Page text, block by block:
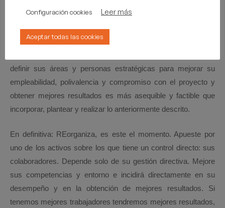
Propongo otra cuestión, ¿sale «más caro» invertir en las
personas que tengo o crear nuevos equipos?. Les aseguro
definir sus áreas y personas estratégicas para mejorar su
empleabilidad, polivalencia y compromiso con el proyecto y
obtener mejores resultados es más asequible y factible que
incorporar, plantear y realizar lo anteriormente descrito.
En definitiva: REorganiza, es este el momento. Apueste por
uno de los activos sobre los que tiene un control directo: sus
colaboradores. Depende solo de su gestión directiva. Mejore
sus competencias y entorno e incidirá directamente en su
desempeño y en la obtención de mejores resultados. Si
tenemos mejores trabajadores tendremos mejores resultados,
Configuración cookies Leer más
Aceptar todas las cookies